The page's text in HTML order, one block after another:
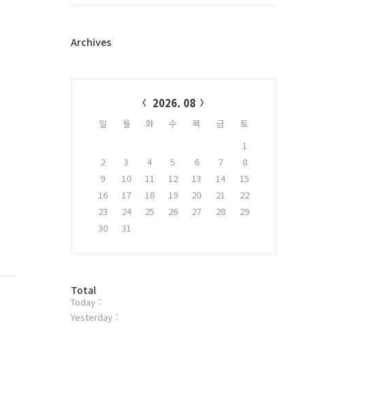
플
Archives
2026. 08
일 월 화 수 목 금
토
1
2
3 4 5 6 7
8
9
10 11 12 13 14
15
16
17 18 19 20 21
22
23
24 25 26 27 28
29
30
31
방
문
자
Total
Today :
Yesterday :